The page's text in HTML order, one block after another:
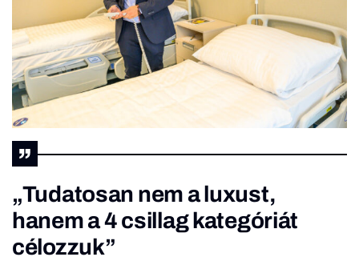
„Tudatosan nem a luxust,
hanem a 4 csillag kategóriát
célozzuk”